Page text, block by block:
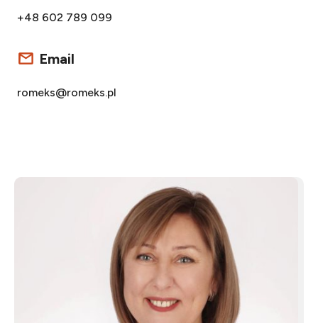
+48 602 789 099
Email
romeks@romeks.pl